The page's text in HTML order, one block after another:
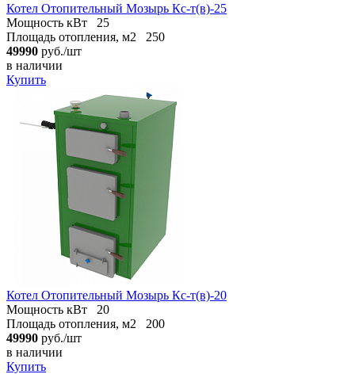
Котел Отопительный Мозырь Кс-т(в)-25
Мощность кВт
25
Площадь отопления, м2
250
49990 руб./шт
в наличии
Купить
Котел Отопительный Мозырь Кс-т(в)-20
Мощность кВт
20
Площадь отопления, м2
200
49990 руб./шт
в наличии
Купить